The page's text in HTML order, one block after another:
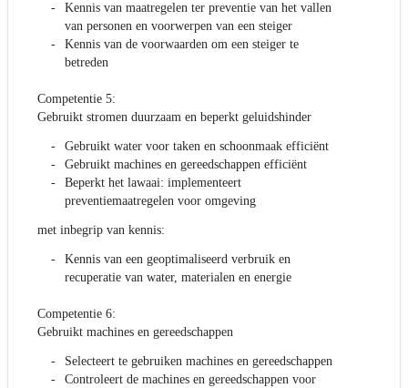
Kennis van maatregelen ter preventie van het vallen
van personen en voorwerpen van een steiger
Kennis van de voorwaarden om een steiger te
betreden
Competentie 5:
Gebruikt stromen duurzaam en beperkt geluidshinder
Gebruikt water voor taken en schoonmaak efficiënt
Gebruikt machines en gereedschappen efficiënt
Beperkt het lawaai: implementeert
preventiemaatregelen voor omgeving
met inbegrip van kennis:
Kennis van een geoptimaliseerd verbruik en
recuperatie van water, materialen en energie
Competentie 6:
Gebruikt machines en gereedschappen
Selecteert te gebruiken machines en gereedschappen
Controleert de machines en gereedschappen voor